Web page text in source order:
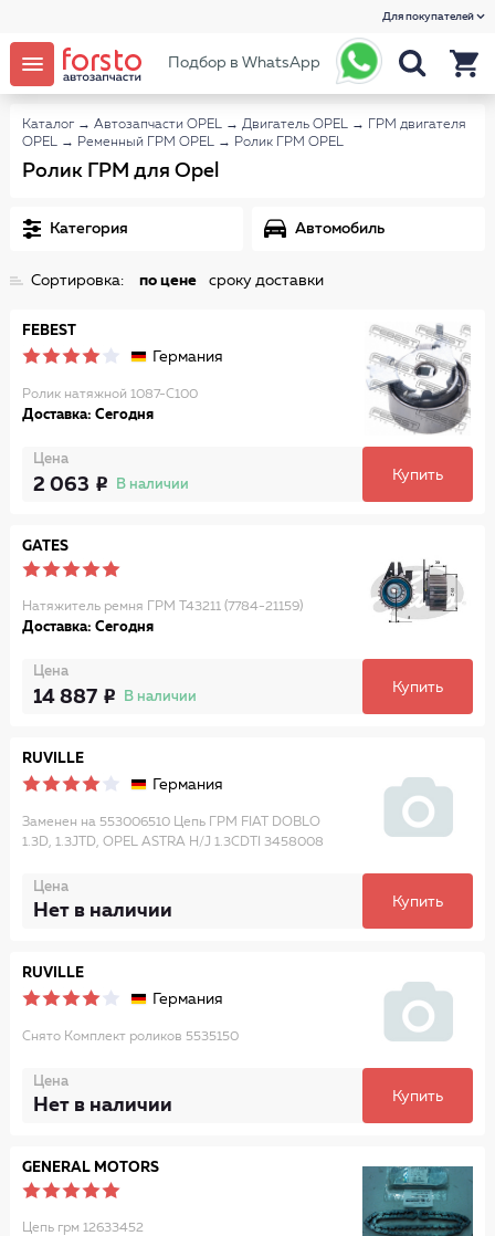
Для покупателей
Подбор в WhatsApp
Каталог → Автозапчасти OPEL → Двигатель OPEL →
ГРМ двигателя
OPEL → Ременный ГРМ OPEL → Ролик ГРМ OPEL
Ролик ГРМ для Opel
Категория Автомобиль
Сортировка: по цене сроку доставки
FEBEST
Германия
Ролик натяжной 1087-C100
Доставка: Сегодня
Цена
2 063 В наличии
Купить
GATES
Натяжитель ремня ГРМ T43211 (7784-21159)
Доставка: Сегодня
Цена
14 887 В наличии
Купить
RUVILLE
Германия
Заменен на 553006510 Цепь ГРМ FIAT DOBLO
1.3D, 1.3JTD, OPEL ASTRA H/J 1.3CDTI 3458008
Цена
Нет в наличии Купить
RUVILLE
Германия
Снято Комплект роликов 5535150
Цена
Нет в наличии Купить
GENERAL MOTORS
Цепь грм 12633452